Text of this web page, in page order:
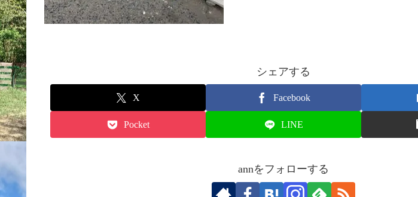
シェアする
X Facebook
Pocket LINE
annをフォローする